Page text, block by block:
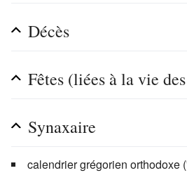
Décès
Fêtes (liées à la vie
Synaxaire
calendrier grégorien orthodoxe